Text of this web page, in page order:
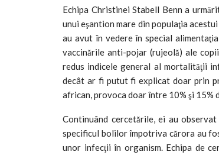
Echipa Christinei Stabell Benn a
unui eşantion mare din populaţia
au avut în vedere în special
vaccinările anti-pojar (rujeolă) ale
redus indicele general al mortalităţii
decât ar fi putut fi explicat doar prin
african, provoca doar între 10% şi
Continuând cercetările, ei au
specificul bolilor împotriva cărora au
unor infecţii în organism. Echipa de